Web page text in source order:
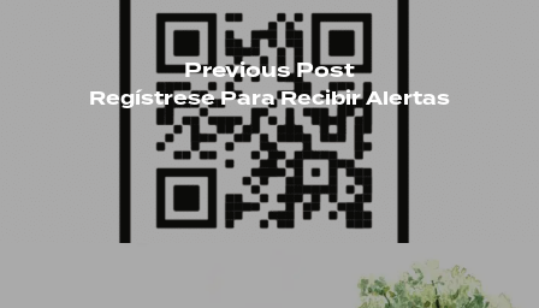
Previous Post
Regístrese Para Recibir Alertas